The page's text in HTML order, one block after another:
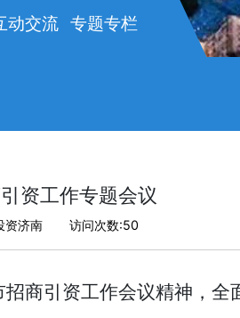
动交流 专题专栏
资工作专题会议
资济南 访问次数:50
商引资工作会议精神，全